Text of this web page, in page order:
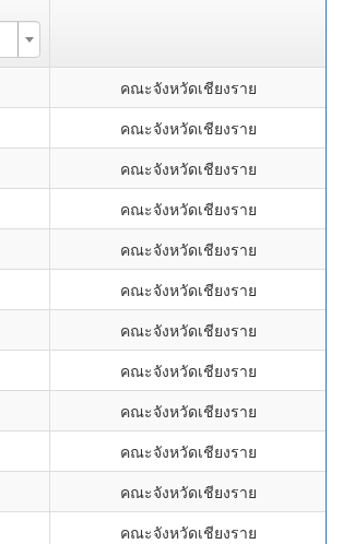
คณะจังหวัดเชียงราย
คณะจังหวัดเชียงราย
คณะจังหวัดเชียงราย
คณะจังหวัดเชียงราย
คณะจังหวัดเชียงราย
คณะจังหวัดเชียงราย
คณะจังหวัดเชียงราย
คณะจังหวัดเชียงราย
คณะจังหวัดเชียงราย
คณะจังหวัดเชียงราย
คณะจังหวัดเชียงราย
คณะจังหวัดเชียงราย